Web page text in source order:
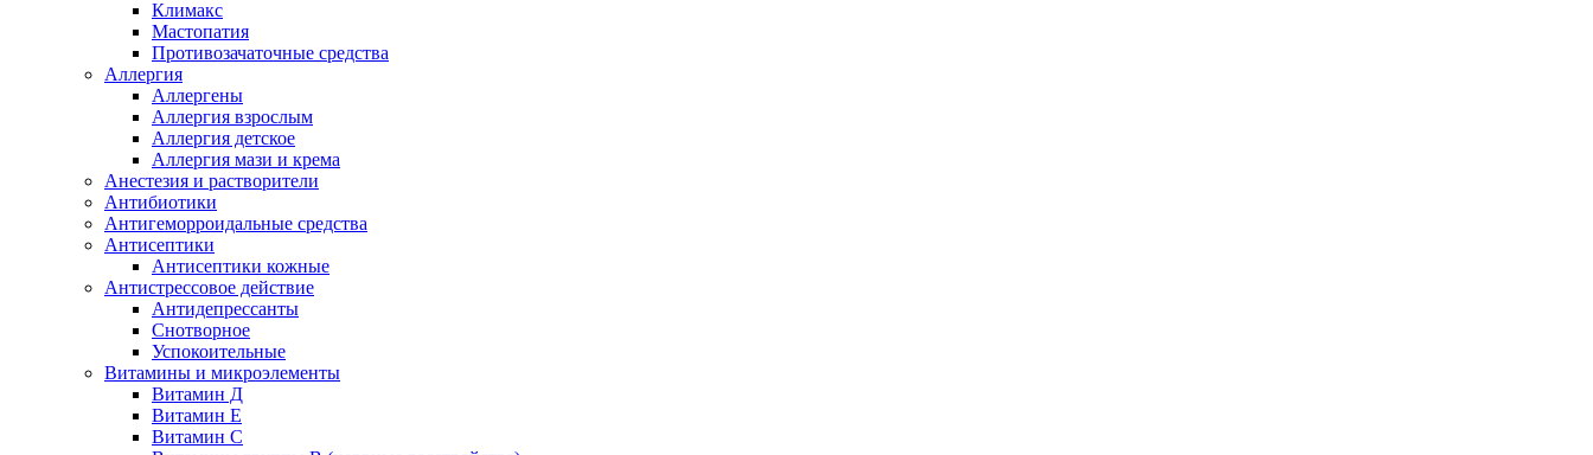
Климакс
Мастопатия
Противозачаточные средства
Аллергия
Аллергены
Аллергия взрослым
Аллергия детское
Аллергия мази и крема
Анестезия и растворители
Антибиотики
Антигеморроидальные средства
Антисептики
Антисептики кожные
Антистрессовое действие
Антидепрессанты
Снотворное
Успокоительные
Витамины и микроэлементы
Витамин Д
Витамин Е
Витамин С